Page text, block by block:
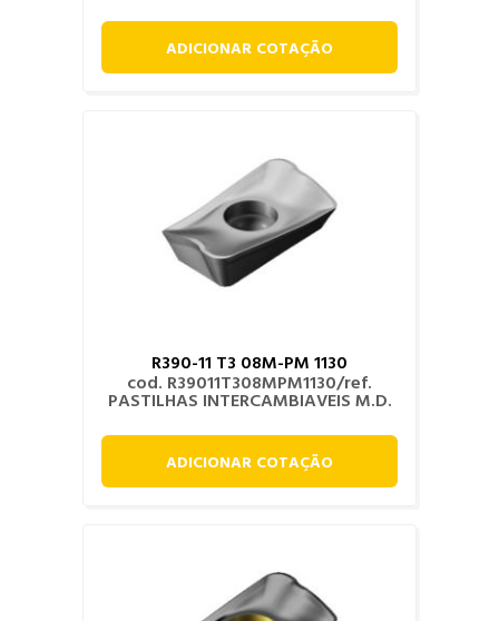
ADICIONAR COTAÇÃO
R390-11 T3 08M-PM 1130
cod. R39011T308MPM1130/ref.
PASTILHAS INTERCAMBIAVEIS M.D.
ADICIONAR COTAÇÃO